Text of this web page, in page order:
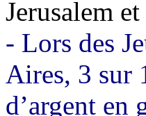
Jerusalem
- Lors des
Aires, 3 sur
d’argent en